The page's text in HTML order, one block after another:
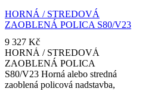
HORNÁ / STREDOVÁ
ZAOBLENÁ POLICA S80/V23
9 327 Kč
HORNÁ / STREDOVÁ
ZAOBLENÁ POLICA
S80/V23 Horná alebo stredná
zaoblená policová nadstavba,